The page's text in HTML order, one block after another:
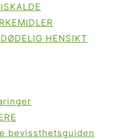
HENSIKT
bevissthetsguiden